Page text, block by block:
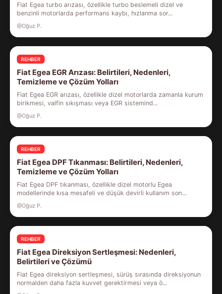
Fiat Egea turbo arızası, özellikle turbo beslemeli dizel ve
benzinli motorlarda performans kaybı, hızlanma sor...
@Oğuz P.
REHBER
Fiat Egea EGR Arızası: Belirtileri, Nedenleri,
Temizleme ve Çözüm Yolları
Fiat Egea EGR arızası, özellikle dizel motorlarda zamanla kurum
birikmesi, valfin sıkışması veya EGR sistemind...
@Oğuz P.
REHBER
Fiat Egea DPF Tıkanması: Belirtileri, Nedenleri,
Temizleme ve Çözüm Yolları
Fiat Egea DPF tıkanması, özellikle dizel motorlu Egea
modellerinde kısa mesafeli ve düşük devirli kullanım son...
@Oğuz P.
REHBER
Fiat Egea Direksiyon Sertleşmesi: Nedenleri,
Belirtileri ve Çözümü
Fiat Egea direksiyon sertleşmesi, sürüş sırasında direksiyonun
normalden daha fazla kuvvet gerektirmesi veya ö...